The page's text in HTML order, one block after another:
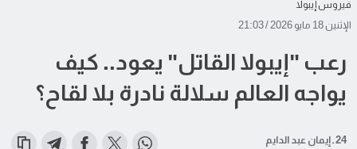
فيروس إيبولا
الإثنين 18 مايو 2026 / 21:03
رعب "إيبولا القاتل" يعود.. كيف
يواجه العالم سلالة نادرة بلا لقاح؟
24 ـ إيمان عبد الدايم